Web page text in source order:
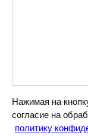
Нажимая на
согласие на
политику